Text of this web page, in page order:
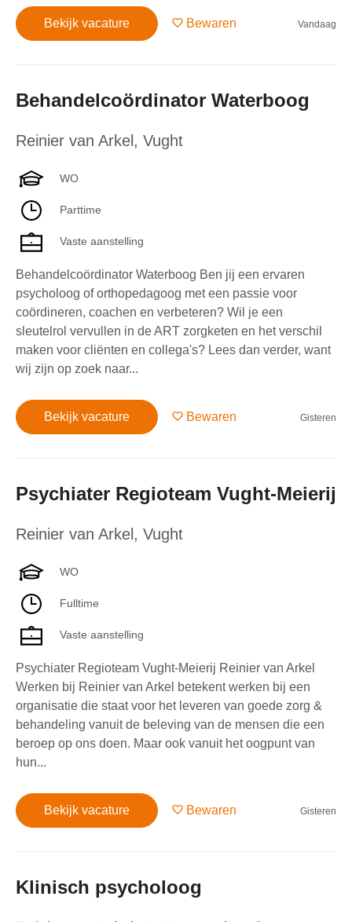
Bekijk vacature Bewaren Vandaag
Behandelcoördinator Waterboog
Reinier van Arkel , Vught
WO
Parttime
Vaste aanstelling
Behandelcoördinator Waterboog Ben jij een ervaren
psycholoog of orthopedagoog met een passie voor
coördineren, coachen en verbeteren? Wil je een
sleutelrol vervullen in de ART zorgketen en het verschil
maken voor cliënten en collega's? Lees dan verder, want
wij zijn op zoek naar...
Bekijk vacature Bewaren Gisteren
Psychiater Regioteam Vught-Meierij
Reinier van Arkel , Vught
WO
Fulltime
Vaste aanstelling
Psychiater Regioteam Vught-Meierij Reinier van Arkel
Werken bij Reinier van Arkel betekent werken bij een
organisatie die staat voor het leveren van goede zorg &
behandeling vanuit de beleving van de mensen die een
beroep op ons doen. Maar ook vanuit het oogpunt van
hun...
Bekijk vacature Bewaren Gisteren
Klinisch psycholoog